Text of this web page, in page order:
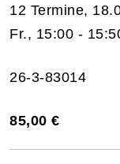
12 Termine,
Fr., 15:00 -
26-3-83014
85,00 €